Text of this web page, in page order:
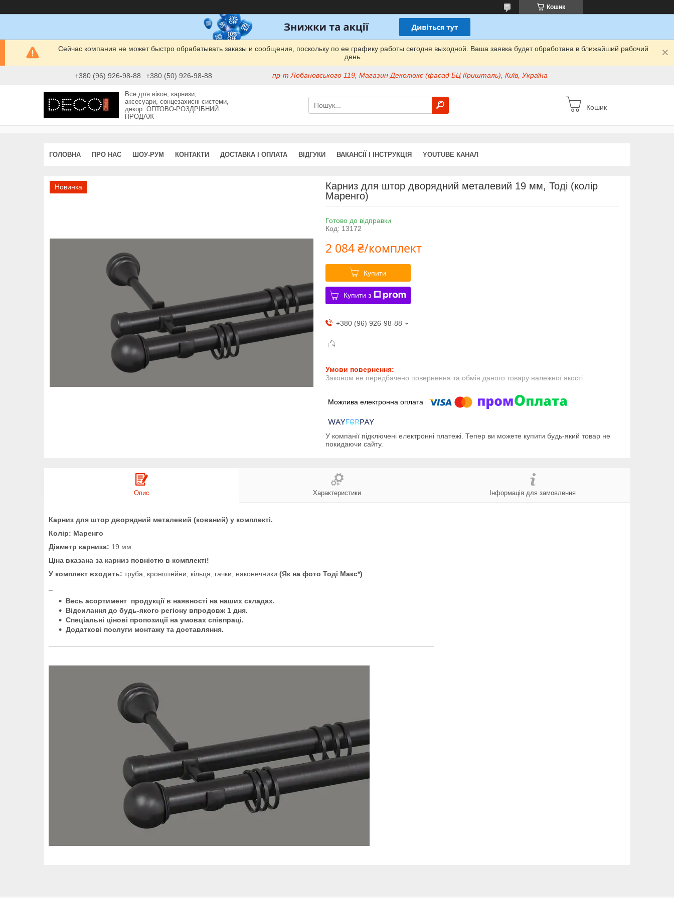
Кошик
Сейчас компания не может быстро обрабатывать заказы и сообщения, поскольку по ее графику работы сегодня выходной. Ваша заявка будет обработана в ближайший рабочий
день.
+380 (96) 926-98-88 +380 (50) 926-98-88 пр-т Лобановського 119, Магазин Деколюкс (фасад БЦ Кришталь), Київ, Україна
Все для вікон, карнизи,
аксесуари, сонцезахисні системи,
декор. ОПТОВО-РОЗДРІБНИЙ
ПРОДАЖ
Кошик
ГОЛОВНА ПРО НАС ШОУ-РУМ КОНТАКТИ ДОСТАВКА І ОПЛАТА ВІДГУКИ ВАКАНСІЇ І ІНСТРУКЦІЯ YOUTUBE КАНАЛ
Новинка
Карниз для штор дворядний металевий 19 мм, Тоді (колір
Маренго)
Готово до відправки
Код: 13172
2 084 ₴/комплект
Купити
Купити з
+380 (96) 926-98-88
Законом не передбачено повернення та обмін даного товару належної якості
У компанії підключені електронні платежі. Тепер ви можете купити будь-який товар не
покидаючи сайту.
Опис Характеристики Інформація для замовлення
Карниз для штор дворядний металевий (кований) у комплекті.
Колір: Маренго
Діаметр карниза: 19 мм
Ціна вказана за карниз повністю в комплекті!
У комплект входить: труба, кронштейни, кільця, гачки, наконечники (Як на фото Тоді Макс*)
Весь асортимент продукції в наявності на наших складах.
Відсилання до будь-якого регіону впродовж 1 дня.
Спеціальні цінові пропозиції на умовах співпраці.
Додаткові послуги монтажу та доставляння.